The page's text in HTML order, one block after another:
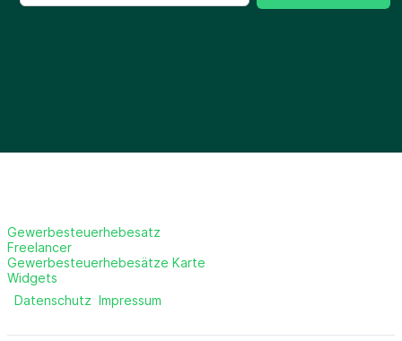
Gewerbesteuerhebesatz
Freelancer
Gewerbesteuerhebesätze Karte
Widgets
Datenschutz Impressum